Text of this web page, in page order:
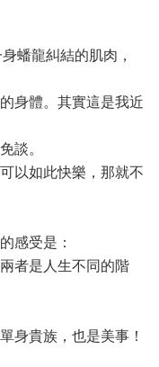
蟠龍糾結的肌肉，
身體。其實這是我近
談。
以如此快樂，那就不
感受是：
者是人生不同的階
身貴族，也是美事！